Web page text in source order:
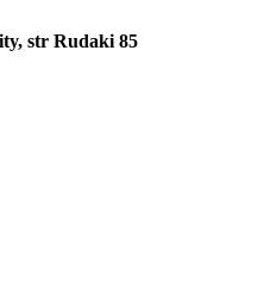
str Rudaki 85